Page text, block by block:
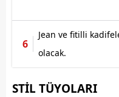
Jean ve fitilli
olacak.
STİL TÜYOLARI